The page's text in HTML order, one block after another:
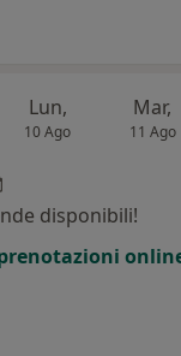
Lun,
10 Ago
Mar,
11 Ago
disponibili!